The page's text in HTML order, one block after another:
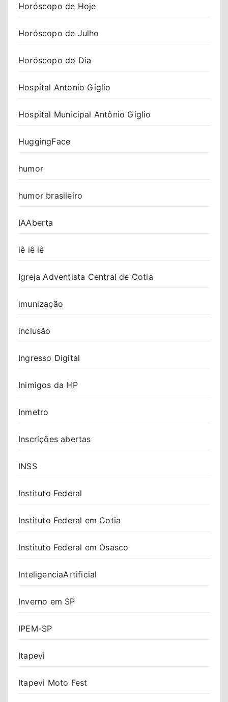
Horóscopo de Hoje
Horóscopo de Julho
Horóscopo do Dia
Hospital Antonio Giglio
Hospital Municipal Antônio Giglio
HuggingFace
humor
humor brasileiro
IAAberta
iê iê iê
Igreja Adventista Central de Cotia
imunização
inclusão
Ingresso Digital
Inimigos da HP
Inmetro
Inscrições abertas
INSS
Instituto Federal
Instituto Federal em Cotia
Instituto Federal em Osasco
InteligenciaArtificial
Inverno em SP
IPEM-SP
Itapevi
Itapevi Moto Fest